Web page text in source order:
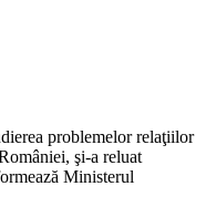
problemelor relaţiilor
şi-a reluat
Ministerul